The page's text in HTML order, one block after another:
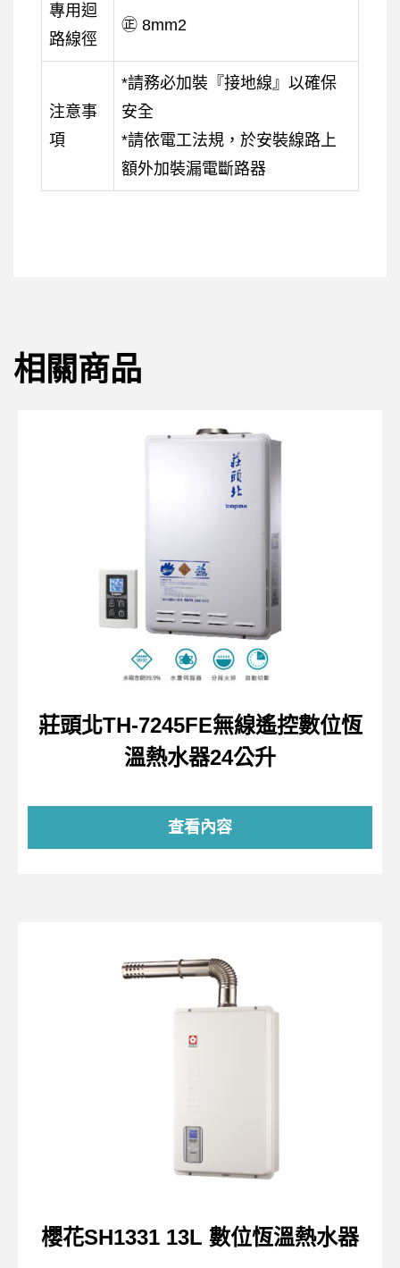
專用迴
路線徑
㊣ 8mm2
注意事
項
*請務必加裝『接地線』以確保
安全
*請依電工法規，於安裝線路上
額外加裝漏電斷路器
相關商品
莊頭北TH-7245FE無線遙控數位恆
溫熱水器24公升
查看內容
櫻花SH1331 13L 數位恆溫熱水器